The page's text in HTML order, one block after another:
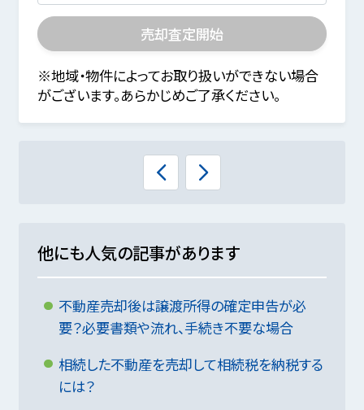
売却査定開始
※地域・物件によってお取り扱いができない場合
がございます。あらかじめご了承ください。
他にも人気の記事があります
不動産売却後は譲渡所得の確定申告が必
要？必要書類や流れ、手続き不要な場合
相続した不動産を売却して相続税を納税する
には？